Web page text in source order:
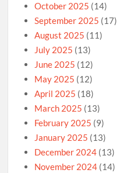
October 2025 (14)
September 2025 (17)
August 2025 (11)
July 2025 (13)
June 2025 (12)
May 2025 (12)
April 2025 (18)
March 2025 (13)
February 2025 (9)
January 2025 (13)
December 2024 (13)
November 2024 (14)